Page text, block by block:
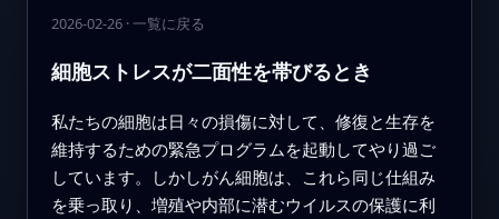
2026-02-26· 一覧に戻る
細胞ストレスが二面性を帯びるとき
私たちの細胞は日々の損傷に対して、修復と生存を
維持するための緊急プログラムを起動してやり過ご
しています。しかしがん細胞は、これら同じ仕組み
を乗っ取り、増殖や内部に潜むウイルスの保護に利